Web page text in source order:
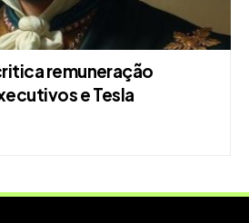
remuneração
e Tesla